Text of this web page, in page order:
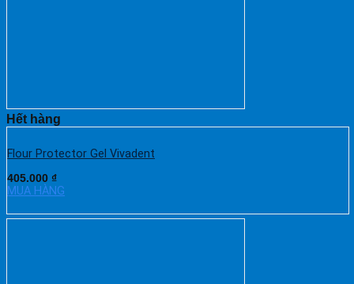
Hết hàng
Flour Protector Gel Vivadent
405.000 ₫
MUA HÀNG